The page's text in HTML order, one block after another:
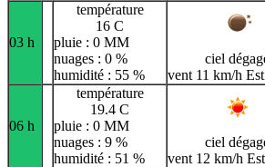
03 h
température
16 C
pluie : 0 MM
nuages : 0 %
humidité : 55 %
ciel
vent 11 km/h Est
06 h
température
19.4 C
pluie : 0 MM
nuages : 9 %
humidité : 51 %
ciel
vent 12 km/h Est